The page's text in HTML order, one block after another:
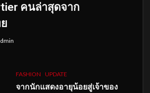
คนล่าสุดจาก
FASHION UPDATE
จากนักแสดงอายุน้อยสู่เจ้าของ